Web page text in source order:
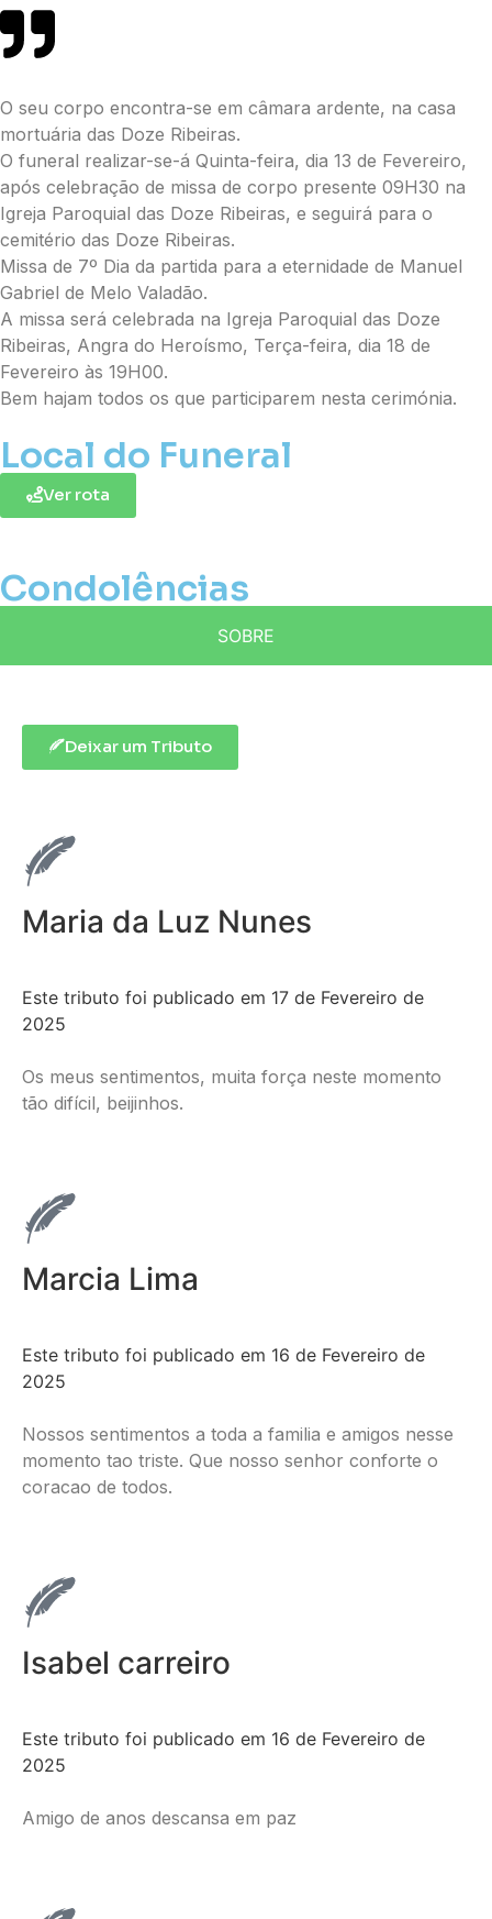
O seu corpo encontra-se em câmara ardente, na casa
mortuária das Doze Ribeiras.
O funeral realizar-se-á Quinta-feira, dia 13 de Fevereiro,
após celebração de missa de corpo presente 09H30 na
Igreja Paroquial das Doze Ribeiras, e seguirá para o
cemitério das Doze Ribeiras.
Missa de 7º Dia da partida para a eternidade de Manuel
Gabriel de Melo Valadão.
A missa será celebrada na Igreja Paroquial das Doze
Ribeiras, Angra do Heroísmo, Terça-feira, dia 18 de
Fevereiro às 19H00.
Bem hajam todos os que participarem nesta cerimónia.
Local do Funeral
Ver rota
Condolências
SOBRE
Deixar um Tributo
Maria da Luz Nunes
Este tributo foi publicado em 17 de Fevereiro de
2025
Os meus sentimentos, muita força neste momento
tão difícil, beijinhos.
Marcia Lima
Este tributo foi publicado em 16 de Fevereiro de
2025
Nossos sentimentos a toda a familia e amigos nesse
momento tao triste. Que nosso senhor conforte o
coracao de todos.
Isabel carreiro
Este tributo foi publicado em 16 de Fevereiro de
2025
Amigo de anos descansa em paz